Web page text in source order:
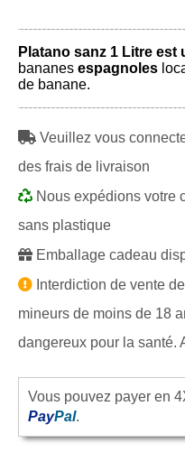
Platano sanz 1 Litre est
bananes espagnoles
de banane.
Veuillez vous
des frais de livraison
Nous expédions votre
sans plastique
Emballage cadeau
Interdiction de vente
mineurs de moins de 18
dangereux pour la santé.
Vous pouvez payer en
PayPal.